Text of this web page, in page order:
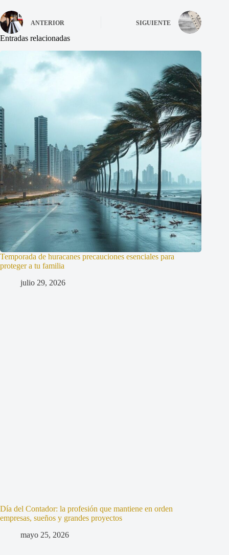
ANTERIOR SIGUIENTE
Entradas relacionadas
Temporada de huracanes precauciones esenciales para
proteger a tu familia
julio 29, 2026
Día del Contador: la profesión que mantiene en orden
empresas, sueños y grandes proyectos
mayo 25, 2026